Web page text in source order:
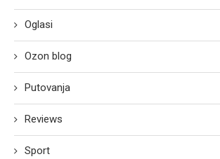
Oglasi
Ozon blog
Putovanja
Reviews
Sport